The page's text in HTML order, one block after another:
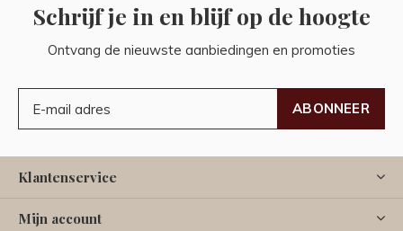
Schrijf je in en blijf op de hoogte
Ontvang de nieuwste aanbiedingen en promoties
ABONNEER
Klantenservice
Mijn account